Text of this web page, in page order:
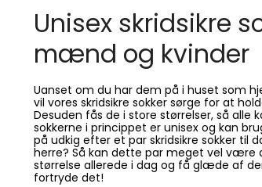
Unisex skridsikre
mænd og kvinder
Uanset om du har dem på i huset som
vil vores skridsikre sokker sørge for at
Desuden fås de i store størrelser, så
sokkerne i princippet er unisex og kan
på udkig efter et par skridsikre sokker til
herre? Så kan dette par meget vel være
størrelse allerede i dag og få glæde af
fortryde det!